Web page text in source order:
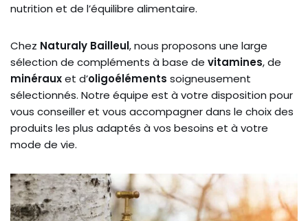
nutrition et de l’équilibre alimentaire.
Chez Naturaly Bailleul, nous proposons une large
sélection de compléments à base de vitamines, de
minérauxet d’oligoéléments soigneusement
sélectionnés. Notre équipe est à votre disposition pour
vous conseiller et vous accompagner dans le choix des
produits les plus adaptés à vos besoins et à votre
mode de vie.